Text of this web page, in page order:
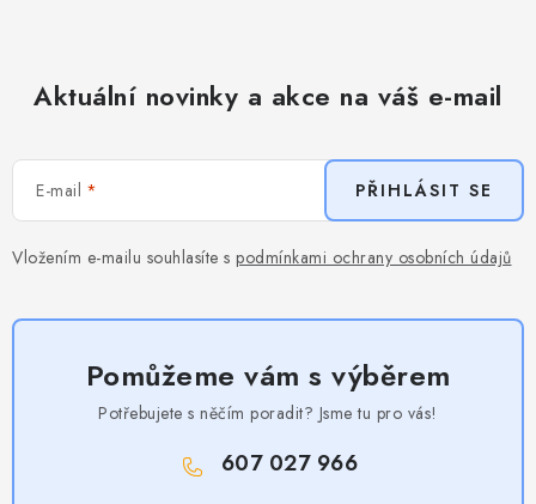
Aktuální novinky a akce na váš e-mail
E-mail
Vložením e-mailu souhlasíte s podmínkami ochrany osobních údajů
PŘIHLÁSIT SE
Pomůžeme vám s výběrem
Potřebujete s něčím poradit? Jsme tu pro vás!
607 027 966